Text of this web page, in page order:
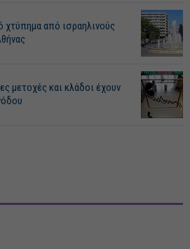
χτύπημα από ισραηλινούς
μετοχές και κλάδοι έχουν